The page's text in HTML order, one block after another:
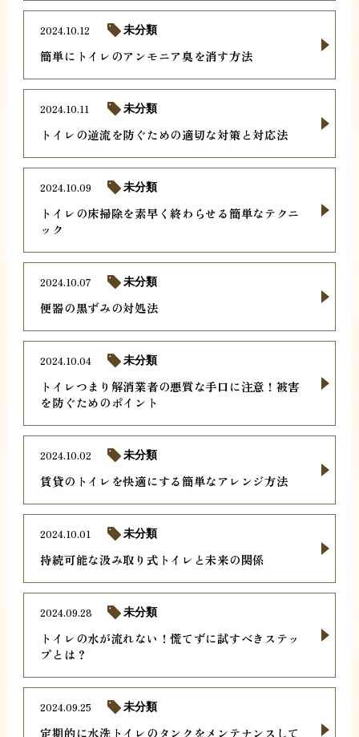
簡単にトイレのアンモニア臭を消す方法
2024.10.12 未分類
トイレの逆流を防ぐための適切な対策と対応法
2024.10.11 未分類
トイレの床掃除を素早く終わらせる簡単なテクニ
ック
2024.10.09 未分類
便器の黒ずみの対処法
2024.10.07 未分類
トイレつまり解消業者の悪質な手口に注意！被害
を防ぐためのポイント
2024.10.04 未分類
賃貸のトイレを快適にする簡単なアレンジ方法
2024.10.02 未分類
持続可能な汲み取り式トイレと未来の関係
2024.10.01 未分類
トイレの水が流れない！慌てずに試すべきステッ
プとは？
2024.09.28 未分類
定期的に水洗トイレのタンクをメンテナンスして
2024.09.25 未分類